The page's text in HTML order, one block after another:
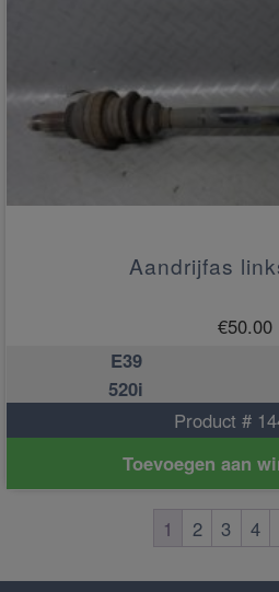
Aandrijfas
€50.00
E39
520i
Product #
Toevoegen aan
1 2 3 4